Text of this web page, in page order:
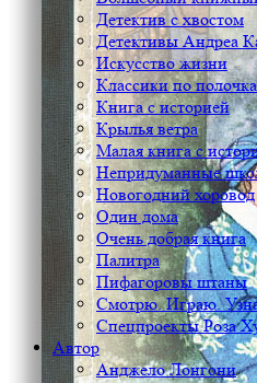
Детектив с хвостом
Детективы Андреа
Искусство жизни
Классики по
Книга с историей
Крылья ветра
Малая книга с
Непридуманные
Новогодний хоровод
Один дома
Очень добрая книга
Палитра
Пифагоровы штаны
Смотрю. Играю.
Спецпроекты Роза
Автор
Анджело Лонгони